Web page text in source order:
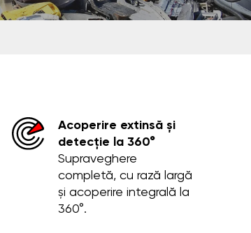
Acoperire extinsă și
detecție la 360°
Supraveghere
completă, cu rază largă
și acoperire integrală la
360°.